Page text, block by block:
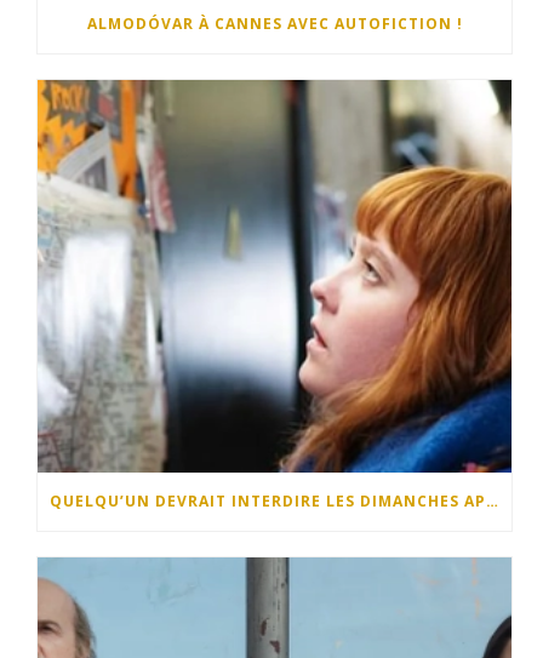
ALMODÓVAR À CANNES AVEC AUTOFICTION !
QUELQU’UN DEVRAIT INTERDIRE LES DIMANCHES APRÈS-MIDI